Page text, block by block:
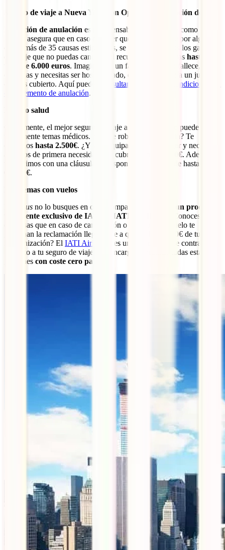
Seguro de viaje a Nueva York con Opción de Anulación de viaje
opción de anulación es indispensable para un viaje como este.
Esta te asegura que en caso de tener que anular tu viaje por alguna
de las más de 35 causas estipuladas, se te pagarán todos los gastos
del viaje que no puedas cancelar ni recuperar de agencias hasta un
total de 6.000 euros. Imagina que un familiar cercano fallece, tú
enfermas y necesitas ser hospitalizado, eres convocado a un juicio…
estarías cubierto. Aquí puedes
consultar al detalle las condiciones del
complemento de anulación.
No solo salud
Obviamente, el mejor seguro de viaje a Nueva York no puede cubrir
únicamente temas médicos. ¿Y si te roban con violencia? Te
cubrimos hasta 2.500€. ¿Y si tu equipaje tarda en llegar y necesitas
artículos de primera necesidad? Te cubrimos
hasta 300€. Además,
te cubrimos con una cláusula de responsabilidad civil de hasta
60.000€.
Problemas con vuelos
plus no lo busques en otras compañías porque es
un producto
totalmente exclusivo de IATI, el IATI AirHELP
. ¿Conoces esas
empresas que en caso de cancelación o retraso de tu vuelo te
gestionan la reclamación llegándose a quedar hasta 150€ de tu
indemnización? El IATI AirHELP
es un servicio que se contrata por
5€ junto a tu seguro de viaje y se encarga de realizar todas estas
gestiones con coste cero para ti